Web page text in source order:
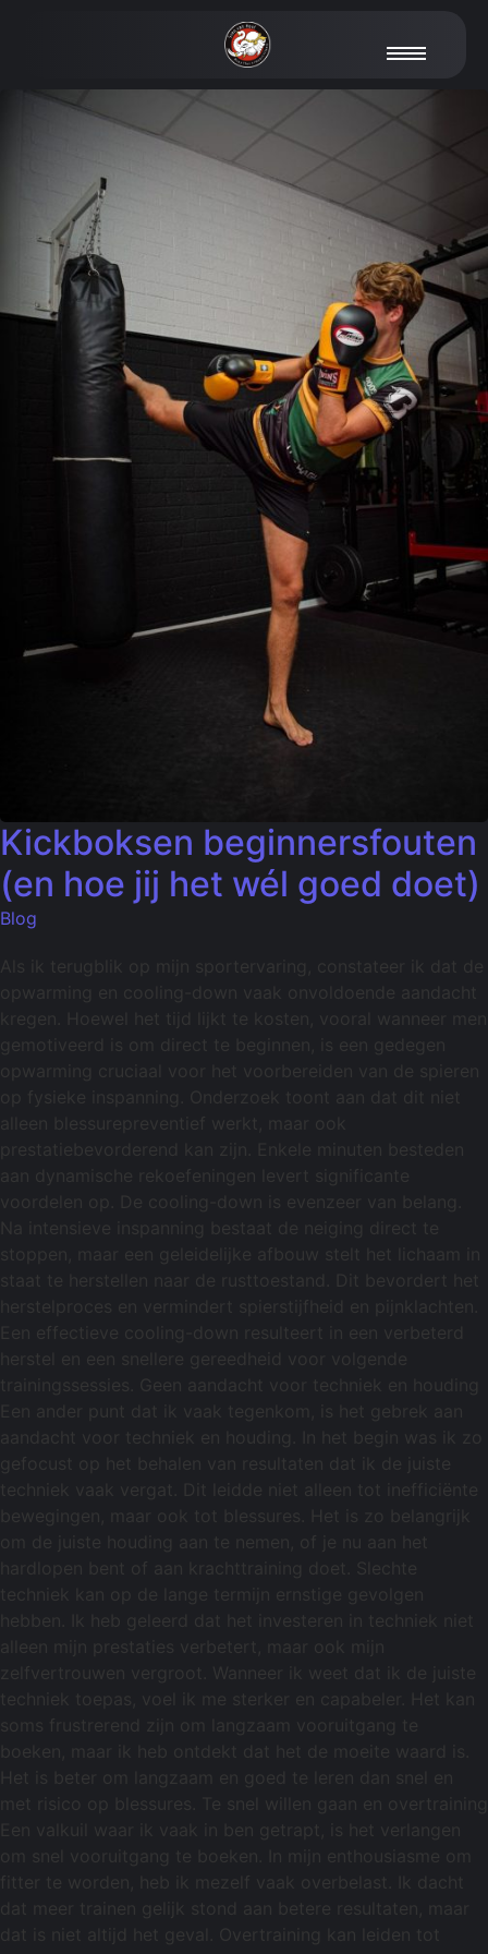
Kickboksen beginnersfouten
(en hoe jij het wél goed doet)
Blog
Als ik terugblik op mijn sportervaring, constateer ik dat de
opwarming en cooling-down vaak onvoldoende aandacht
kregen. Hoewel het tijd lijkt te kosten, vooral wanneer men
gemotiveerd is om direct te beginnen, is een gedegen
opwarming cruciaal voor het voorbereiden van de spieren
op fysieke inspanning. Onderzoek toont aan dat dit niet
alleen blessurepreventief werkt, maar ook
prestatiebevorderend kan zijn. Enkele minuten besteden
aan dynamische rekoefeningen levert significante
voordelen op. De cooling-down is evenzeer van belang.
Na intensieve inspanning bestaat de neiging direct te
stoppen, maar een geleidelijke afbouw stelt het lichaam in
staat te herstellen naar de rusttoestand. Dit bevordert het
herstelproces en vermindert spierstijfheid en pijnklachten.
Een effectieve cooling-down resulteert in een verbeterd
herstel en een snellere gereedheid voor volgende
trainingssessies. Geen aandacht voor techniek en houding
Een ander punt dat ik vaak tegenkom, is het gebrek aan
aandacht voor techniek en houding. In het begin was ik zo
gefocust op het behalen van resultaten dat ik de juiste
techniek vaak vergat. Dit leidde niet alleen tot inefficiënte
bewegingen, maar ook tot blessures. Het is zo belangrijk
om de juiste houding aan te nemen, of je nu aan het
hardlopen bent of aan krachttraining doet. Slechte
techniek kan op de lange termijn ernstige gevolgen
hebben. Ik heb geleerd dat het investeren in techniek niet
alleen mijn prestaties verbetert, maar ook mijn
zelfvertrouwen vergroot. Wanneer ik weet dat ik de juiste
techniek toepas, voel ik me sterker en capabeler. Het kan
soms frustrerend zijn om langzaam vooruitgang te
boeken, maar ik heb ontdekt dat het de moeite waard is.
Het is beter om langzaam en goed te leren dan snel en
met risico op blessures. Te snel willen gaan en overtraining
Een valkuil waar ik vaak in ben getrapt, is het verlangen
om snel vooruitgang te boeken. In mijn enthousiasme om
fitter te worden, heb ik mezelf vaak overbelast. Ik dacht
dat meer trainen gelijk stond aan betere resultaten, maar
dat is niet altijd het geval. Overtraining kan leiden tot